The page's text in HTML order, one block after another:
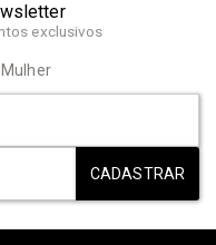
exclusivos
Mulher
CADASTRAR